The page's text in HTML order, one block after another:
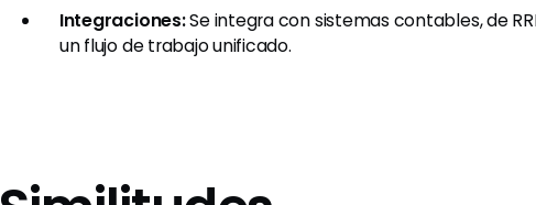
Integraciones:Se integra con sistemas contables, de
un flujo de trabajo unificado.